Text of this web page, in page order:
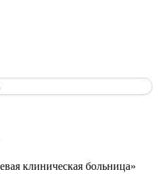
клиническая больница»